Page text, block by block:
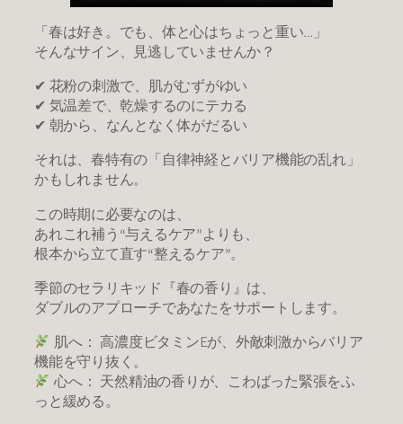
「春は好き。でも、体と心はちょっと重い…」
そんなサイン、見逃していませんか？
✔ 花粉の刺激で、肌がむずがゆい
✔ 気温差で、乾燥するのにテカる
✔ 朝から、なんとなく体がだるい
それは、春特有の「自律神経とバリア機能の乱れ」
かもしれません。
この時期に必要なのは、
あれこれ補う“与えるケア”よりも、
根本から立て直す“整えるケア”。
季節のセラリキッド『春の香り』は、
ダブルのアプローチであなたをサポートします。
肌へ： 高濃度ビタミンEが、外敵刺激からバリア
機能を守り抜く。
心へ： 天然精油の香りが、こわばった緊張をふ
っと緩める。